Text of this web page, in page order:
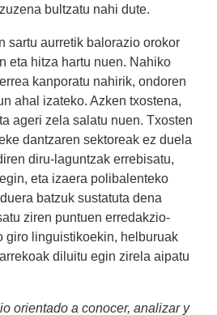
bultzatu nahi dute.
sartu aurretik balorazio orokor
eta hitza hartu nuen. Nahiko
kanporatu nahirik, ondoren
ahal izateko. Azken txostena,
ageri zela salatu nuen. Txosten
dantzaren sektoreak ez duela
diru-laguntzak errebisatu,
eta izaera polibalenteko
batzuk sustatuta dena
ziren puntuen erredakzio-
giro linguistikoekin, helburuak
diluitu egin zirela aipatu
orientado a conocer, analizar y